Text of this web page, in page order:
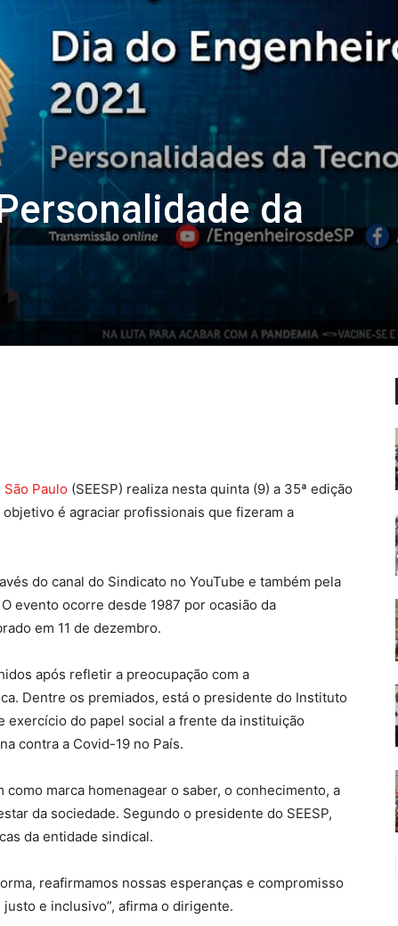
da
Paulo (SEESP) realiza nesta quinta (9) a 35ª edição
é agraciar profissionais que fizeram a
do canal do Sindicato no YouTube e também pela
evento ocorre desde 1987 por ocasião da
em 11 de dezembro.
após refletir a preocupação com a
Dentre os premiados, está o presidente do Instituto
exercício do papel social a frente da instituição
contra a Covid-19 no País.
marca homenagear o saber, o conhecimento, a
da sociedade. Segundo o presidente do SEESP,
da entidade sindical.
reafirmamos nossas esperanças e compromisso
e inclusivo”, afirma o dirigente.